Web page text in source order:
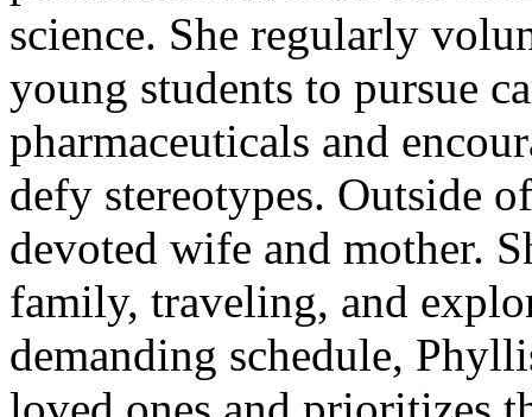
science. She regularly
young students to pursue
pharmaceuticals and
defy stereotypes. Outside
devoted wife and mother.
family, traveling, and
demanding schedule,